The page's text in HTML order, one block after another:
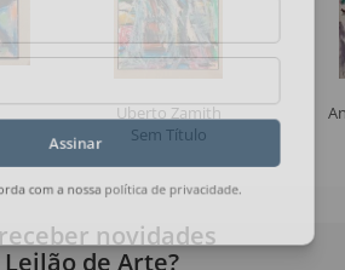
Uberto Zamith
Sem Título
novidades
Leilão de Arte?